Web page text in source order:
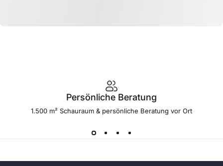
Persönliche Beratung
1.500 m² Schauraum & persönliche Beratung vor Ort